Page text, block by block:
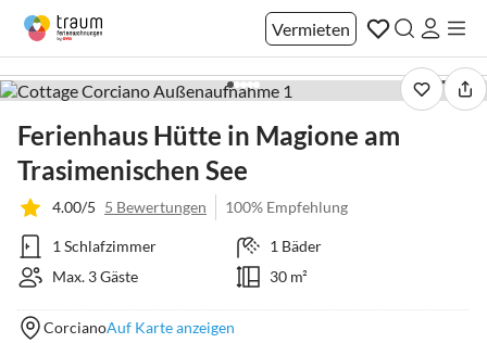
Vermieten
1 / 40
Ferienhaus Hütte in Magione am
Trasimenischen See
4.00/5 5 Bewertungen 100% Empfehlung
1 Schlafzimmer
1 Bäder
Max. 3 Gäste
30 m²
CorcianoAuf Karte anzeigen